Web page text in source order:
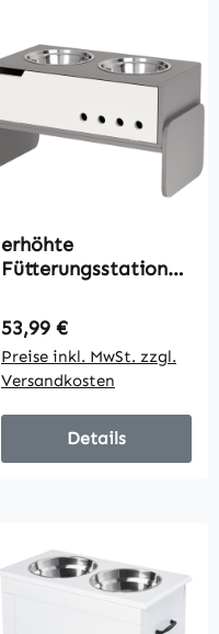
erhöhte
Fütterungsstation
Stauraum und Anti-
Schling-Matte, 2 x
2000 ml
Edelstahlnapf, Grau
Regulärer Preis:
53,99 €
Preise inkl. MwSt. zzgl.
Versandkosten
Details